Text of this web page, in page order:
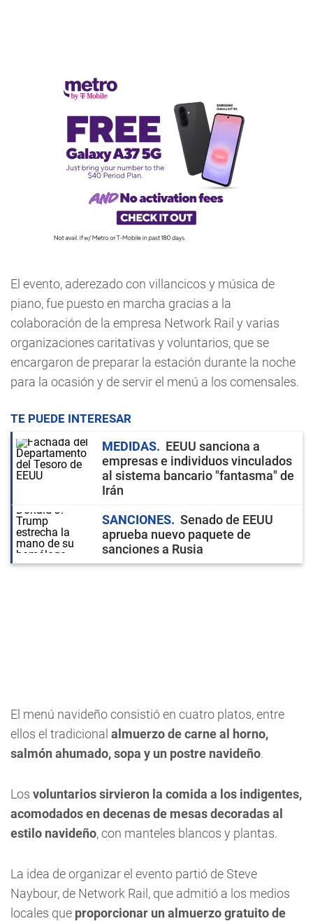
El evento, aderezado con villancicos y música de
piano, fue puesto en marcha gracias a la
colaboración de la empresa Network Rail y varias
organizaciones caritativas y voluntarios, que se
encargaron de preparar la estación durante la noche
para la ocasión y de servir el menú a los comensales.
TE PUEDE INTERESAR
MEDIDAS
EEUU sanciona a
empresas e individuos vinculados
al sistema bancario "fantasma" de
Irán
SANCIONES
Senado de EEUU
aprueba nuevo paquete de
sanciones a Rusia
El menú navideño consistió en cuatro platos, entre
ellos el tradicional almuerzo de carne al horno,
salmón ahumado, sopa y un postre navideño.
Los voluntarios sirvieron la comida a los indigentes,
acomodados en decenas de mesas decoradas al
estilo navideño, con manteles blancos y plantas.
La idea de organizar el evento partió de Steve
Naybour, de Network Rail, que admitió a los medios
locales que proporcionar un almuerzo gratuito de